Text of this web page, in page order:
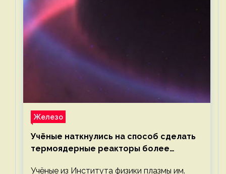
Железо
Учёные наткнулись на способ сделать
термоядерные реакторы более
Учёные из Института физики плазмы им.